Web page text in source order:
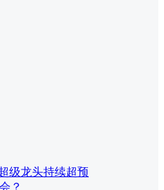
级龙头持续超预
？